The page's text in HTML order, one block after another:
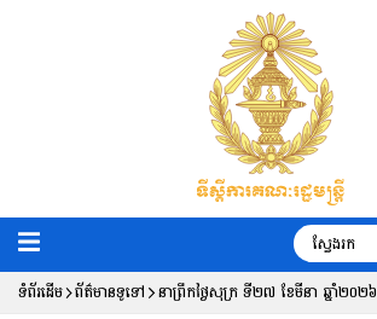
ទំព័រដើម ព័ត៌មានទូទៅ នាព្រឹកថ្ងៃសុក្រ ទី២៧ ខែមីនា​ ឆ្នាំ២០២៦